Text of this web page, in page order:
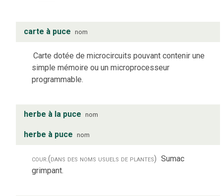
carte à puce nom
Carte dotée de microcircuits pouvant contenir une
simple mémoire ou un microprocesseur
programmable.
herbe à la puce nom
herbe à puce nom
cour.(dans des noms usuels de plantes) Sumac
grimpant.